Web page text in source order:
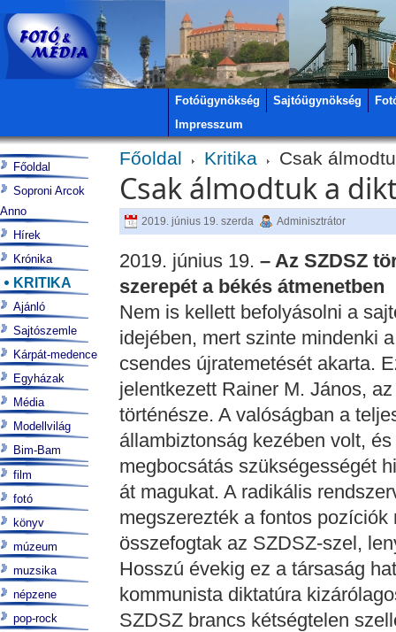
Fotóügynökség Sajtóügynökség
Impresszum
Főoldal Kritika Csak
Csak álmodtuk a
2019. június 19. szerda Adminisztrátor
2019. június 19. – Az SZDSZ
szerepét a békés átmenetben
Nem is kellett befolyásolni a
idejében, mert szinte mindenki
csendes újratemetését akarta.
jelentkezett Rainer M. János,
történésze. A valóságban a
állambiztonság kezében volt,
megbocsátás szükségességét
át magukat. A radikális
megszerezték a fontos
összefogtak az SZDSZ-szel,
Hosszú évekig ez a társaság
kommunista diktatúra
SZDSZ brancs kétségtelen
Főoldal
Soproni Arcok
Anno
Hírek
Krónika
KRITIKA
Ajánló
Sajtószemle
Kárpát-medence
Egyházak
Média
Modellvilág
Bim-Bam
film
fotó
könyv
múzeum
muzsika
népzene
pop-rock